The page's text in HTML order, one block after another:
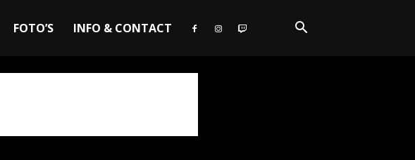
FOTO’S INFO & CONTACT